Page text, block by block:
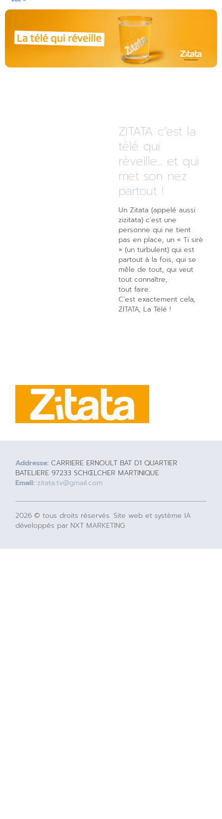
ZITATA c’est la
télé qui
réveille... et qui
met son nez
partout !
Un Zitata (appelé aussi
zizitata) c’est une
personne qui ne tient
pas en place, un « Ti sirè
» (un turbulent) qui est
partout à la fois, qui se
mêle de tout, qui veut
tout connaître,
tout faire.
C’est exactement cela,
ZITATA, La Télé !
Addresse: CARRIERE ERNOULT BAT D1 QUARTIER
BATELIERE 97233 SCHŒLCHER MARTINIQUE
Email: zitata.tv@gmail.com
2026 © tous droits réservés. Site web et système IA
développés par NXT MARKETING